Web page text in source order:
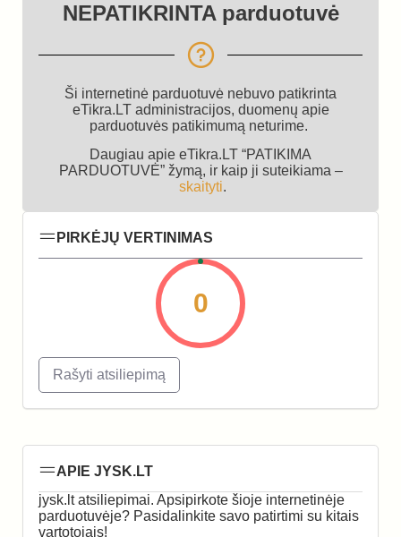
NEPATIKRINTA parduotuvė
Ši internetinė parduotuvė nebuvo patikrinta
eTikra.LT administracijos, duomenų apie
parduotuvės patikimumą neturime.
Daugiau apie eTikra.LT “PATIKIMA
PARDUOTUVĖ” žymą, ir kaip ji suteikiama –
skaityti.
PIRKĖJŲ VERTINIMAS
0
Rašyti atsiliepimą
APIE JYSK.LT
jysk.lt atsiliepimai. Apsipirkote šioje internetinėje
parduotuvėje? Pasidalinkite savo patirtimi su kitais
vartotojais!